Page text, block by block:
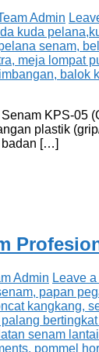
Admin
KPS-05
plastik
badan […]
Admin Leave